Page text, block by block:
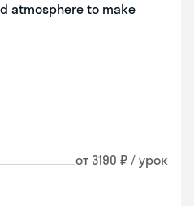
atmosphere to make
от 3190 ₽ / урок